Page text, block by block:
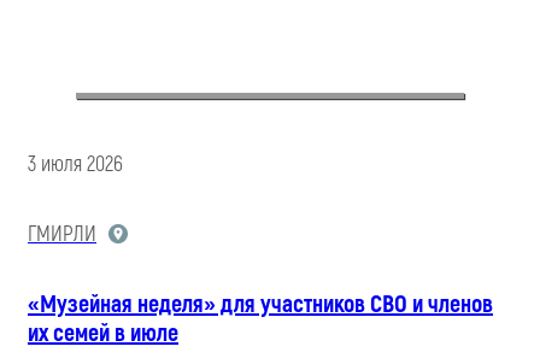
3 июля 2026
ГМИРЛИ
«Музейная неделя» для участников СВО и членов
их семей в июле